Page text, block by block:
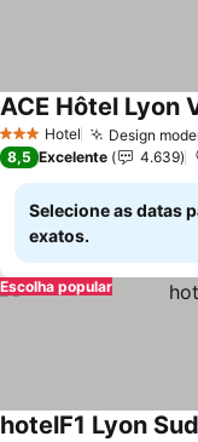
3 EstrelasHotel Design
Ver preços
8,5 Excelente 4.639
Selecione as datas
exatos.
Escolha popular
hotelF1 Lyon